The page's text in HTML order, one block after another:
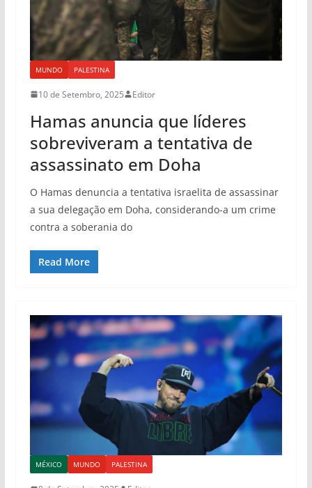
MUNDO PALESTINA
10 de Setembro, 2025 Editor
Hamas anuncia que líderes
sobreviveram a tentativa de
assassinato em Doha
O Hamas denuncia a tentativa israelita de assassinar
a sua delegação em Doha, considerando-a um crime
contra a soberania do
Read More
MÉXICO MUNDO PALESTINA